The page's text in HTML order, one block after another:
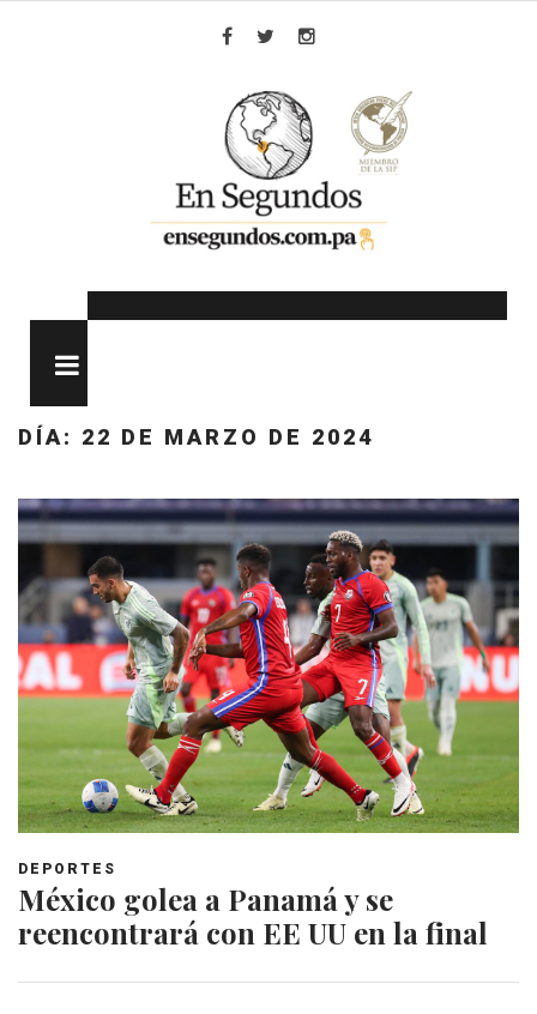
DÍA: 22 DE MARZO DE 2024
DEPORTES
México golea a Panamá y se
reencontrará con EE UU en la final